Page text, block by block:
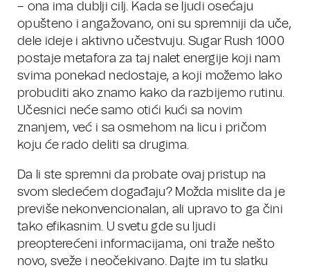
– ona ima dublji cilj. Kada se ljudi osećaju
opušteno i angažovano, oni su spremniji da uče,
dele ideje i aktivno učestvuju. Sugar Rush 1000
postaje metafora za taj nalet energije koji nam
svima ponekad nedostaje, a koji možemo lako
probuditi ako znamo kako da razbijemo rutinu.
Učesnici neće samo otići kući sa novim
znanjem, već i sa osmehom na licu i pričom
koju će rado deliti sa drugima.
Da li ste spremni da probate ovaj pristup na
svom sledećem događaju? Možda mislite da je
previše nekonvencionalan, ali upravo to ga čini
tako efikasnim. U svetu gde su ljudi
preopterećeni informacijama, oni traže nešto
novo, sveže i neočekivano. Dajte im tu slatku